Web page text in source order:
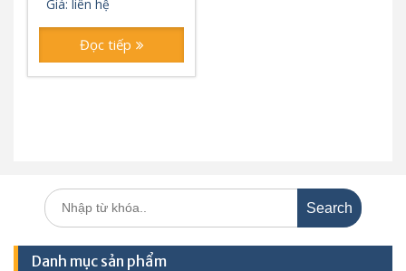
Giá: liên hệ
Đọc tiếp
Search
for:
Danh mục sản phẩm